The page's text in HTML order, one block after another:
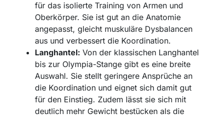
für das isolierte Training von Armen und
Oberkörper. Sie ist gut an die Anatomie
angepasst, gleicht muskuläre Dysbalancen
aus und verbessert die Koordination.
Langhantel: Von der klassischen Langhantel
bis zur Olympia-Stange gibt es eine breite
Auswahl. Sie stellt geringere Ansprüche an
die Koordination und eignet sich damit gut
für den Einstieg. Zudem lässt sie sich mit
deutlich mehr Gewicht bestücken als die